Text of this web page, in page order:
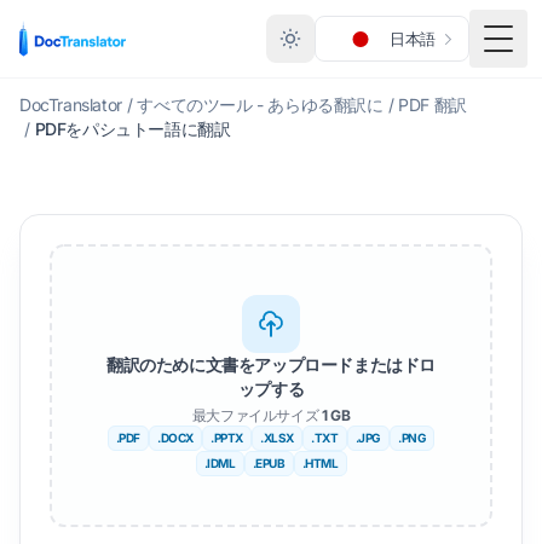
日本語
メニ
DocTranslator / すべてのツール - あらゆる翻訳に / PDF 翻訳
/ PDFをパシュトー語に翻訳
翻訳のために文書をアップロードまたはドロ
ップする
最大ファイルサイズ1 GB
.PDF .DOCX .PPTX .XLSX .TXT .JPG
.PNG
.IDML
.EPUB .HTML